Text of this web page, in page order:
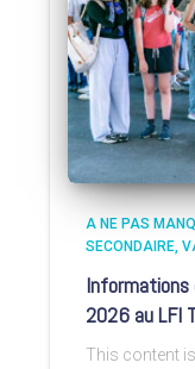
A NE PAS
SECONDAIRE
Informations
2026 au LFI
This content